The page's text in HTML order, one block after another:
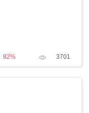
82% 3701